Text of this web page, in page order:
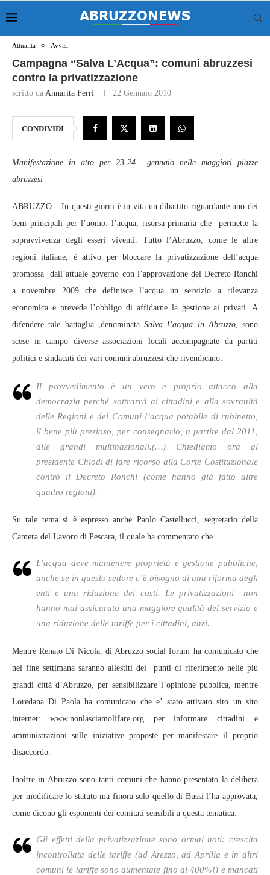
Attualità Avvisi
Campagna “Salva L’Acqua”: comuni abruzzesi
contro la privatizzazione
scritto da Annarita Ferri 22 Gennaio 2010
CONDIVIDI
Manifestazione in atto per 23-24 gennaio nelle maggiori piazze
abruzzesi
ABRUZZO – In questi giorni è in vita un dibattito riguardante uno dei
beni principali per l’uomo: l’acqua, risorsa primaria che permette la
sopravvivenza degli esseri viventi. Tutto l’Abruzzo, come le altre
regioni italiane, è attivo per bloccare la privatizzazione dell’acqua
promossa dall’attuale governo con l’approvazione del Decreto Ronchi
a novembre 2009 che definisce l’acqua un servizio a rilevanza
economica e prevede l’obbligo di affidarne la gestione ai privati. A
difendere tale battaglia ,denominata Salva l’acqua in Abruzzo, sono
scese in campo diverse associazioni locali accompagnate da partiti
politici e sindacati dei vari comuni abruzzesi che rivendicano:
Il provvedimento è un vero e proprio attacco alla
democrazia perché sottrarrà ai cittadini e alla sovranità
delle Regioni e dei Comuni l’acqua potabile di rubinetto,
il bene più prezioso, per consegnarlo, a partire dal 2011,
alle grandi multinazionali.(…) Chiediamo ora al
presidente Chiodi di fare ricorso alla Corte Costituzionale
contro il Decreto Ronchi (come hanno già fatto altre
quattro regioni).
Su tale tema si è espresso anche Paolo Castellucci, segretario della
Camera del Lavoro di Pescara, il quale ha commentato che
L’acqua deve mantenere proprietà e gestione pubbliche,
anche se in questo settore c’è bisogno di una riforma degli
enti e una riduzione dei costi. Le privatizzazioni non
hanno mai assicurato una maggiore qualità del servizio e
una riduzione delle tariffe per i cittadini, anzi.
Mentre Renato Di Nicola, di Abruzzo social forum ha comunicato che
nel fine settimana saranno allestiti dei punti di riferimento nelle più
grandi città d’Abruzzo, per sensibilizzare l’opinione pubblica, mentre
Loredana Di Paola ha comunicato che e’ stato attivato sito un sito
internet: www.nonlasciamolifare.org per informare cittadini e
amministrazioni sulle iniziative proposte per manifestare il proprio
disaccordo.
Inoltre in Abruzzo sono tanti comuni che hanno presentato la delibera
per modificare lo statuto ma finora solo quello di Bussi l’ha approvata,
come dicono gli esponenti dei comitati sensibili a questa tematica:
Gli effetti della privatizzazione sono ormai noti: crescita
incontrollata delle tariffe (ad Arezzo, ad Aprilia e in altri
comuni le tariffe sono aumentate fino al 400%!) e mancati